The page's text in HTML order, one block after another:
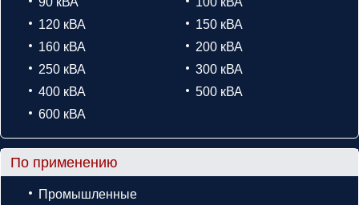
120 кВА
150 кВА
160 кВА
200 кВА
250 кВА
300 кВА
400 кВА
500 кВА
600 кВА
По применению
Промышленные